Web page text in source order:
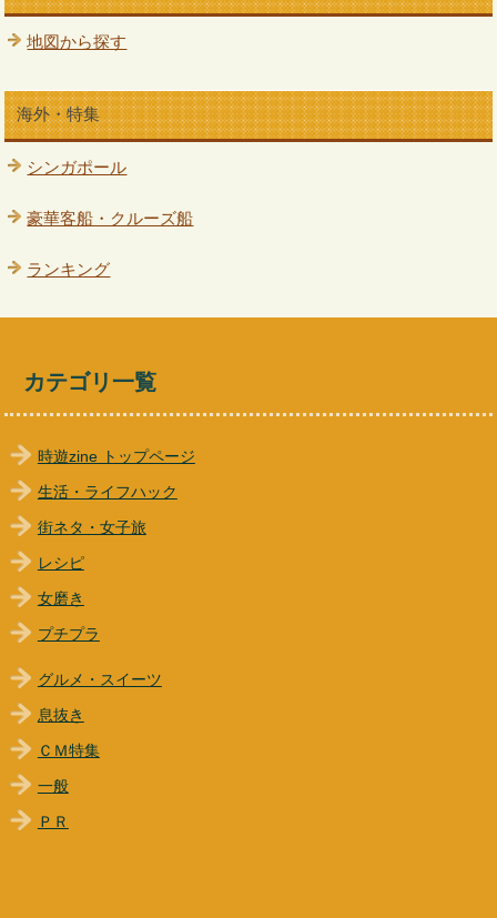
地図から探す
海外・特集
シンガポール
豪華客船・クルーズ船
ランキング
カテゴリ一覧
時遊zine トップページ
生活・ライフハック
街ネタ・女子旅
レシピ
女磨き
プチプラ
グルメ・スイーツ
息抜き
ＣＭ特集
一般
ＰＲ